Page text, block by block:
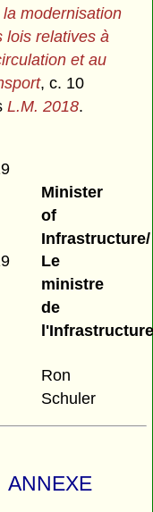
la modernisation
lois relatives à
et au
, c. 10
L.M. 2018.
Minister
of
Infrastructure/
Le
ministre
de
Ron
Schuler
ANNEXE